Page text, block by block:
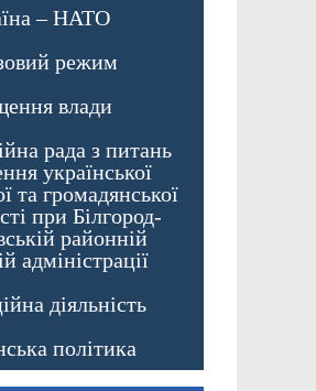
– НАТО
режим
влади
рада з питань
української
та громадянської
при Білгород-
районній
адміністрації
діяльність
політика